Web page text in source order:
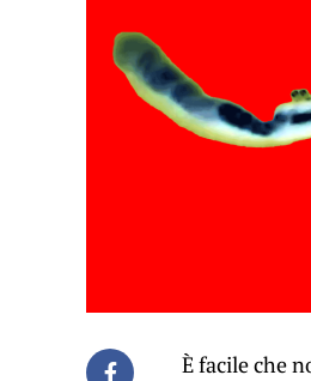
È facile che